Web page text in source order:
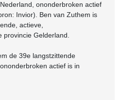
ononderbroken actief
Invior). Ben van Zuthem is
actieve,
Gelderland.
de 39e langstzittende
actief is in